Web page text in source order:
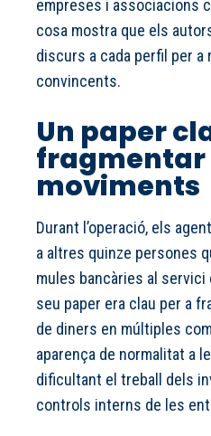
empreses i associacions
cosa mostra que els
discurs a cada perfil per a
convincents.
Un paper
fragmentar
moviments
Durant l’operació, els
a altres quinze persones
mules bancàries al servici
seu paper era clau per a
de diners en múltiples
aparença de normalitat a
dificultant el treball dels
controls interns de les